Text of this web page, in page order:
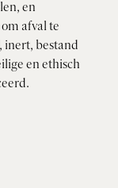
en
afval te
bestand
en ethisch